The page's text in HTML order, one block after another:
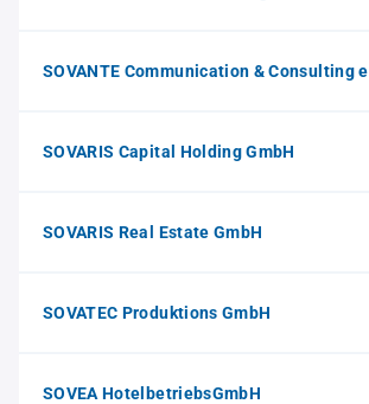
SOVANTE Communication & Consulting
SOVARIS Capital Holding GmbH
SOVARIS Real Estate GmbH
SOVATEC Produktions GmbH
SOVEA HotelbetriebsGmbH